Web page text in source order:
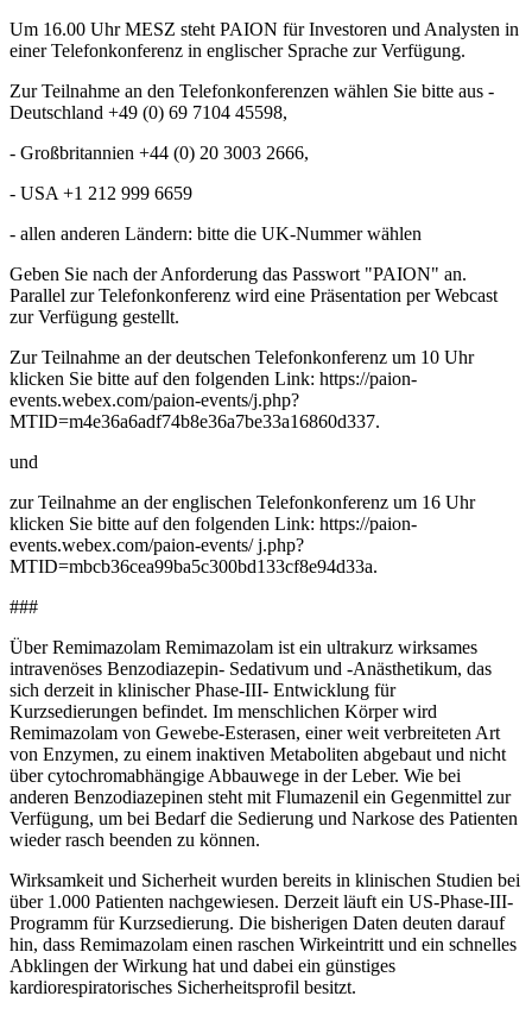
Um 16.00 Uhr MESZ steht PAION für Investoren und Analysten in
einer Telefonkonferenz in englischer Sprache zur Verfügung.
Zur Teilnahme an den Telefonkonferenzen wählen Sie bitte aus -
Deutschland +49 (0) 69 7104 45598,
- Großbritannien +44 (0) 20 3003 2666,
- USA +1 212 999 6659
- allen anderen Ländern: bitte die UK-Nummer wählen
Geben Sie nach der Anforderung das Passwort "PAION" an.
Parallel zur Telefonkonferenz wird eine Präsentation per Webcast
zur Verfügung gestellt.
Zur Teilnahme an der deutschen Telefonkonferenz um 10 Uhr
klicken Sie bitte auf den folgenden Link: https://paion-
events.webex.com/paion-events/j.php?
MTID=m4e36a6adf74b8e36a7be33a16860d337.
und
zur Teilnahme an der englischen Telefonkonferenz um 16 Uhr
klicken Sie bitte auf den folgenden Link: https://paion-
events.webex.com/paion-events/ j.php?
MTID=mbcb36cea99ba5c300bd133cf8e94d33a.
###
Über Remimazolam Remimazolam ist ein ultrakurz wirksames
intravenöses Benzodiazepin- Sedativum und -Anästhetikum, das
sich derzeit in klinischer Phase-III- Entwicklung für
Kurzsedierungen befindet. Im menschlichen Körper wird
Remimazolam von Gewebe-Esterasen, einer weit verbreiteten Art
von Enzymen, zu einem inaktiven Metaboliten abgebaut und nicht
über cytochromabhängige Abbauwege in der Leber. Wie bei
anderen Benzodiazepinen steht mit Flumazenil ein Gegenmittel zur
Verfügung, um bei Bedarf die Sedierung und Narkose des Patienten
wieder rasch beenden zu können.
Wirksamkeit und Sicherheit wurden bereits in klinischen Studien bei
über 1.000 Patienten nachgewiesen. Derzeit läuft ein US-Phase-III-
Programm für Kurzsedierung. Die bisherigen Daten deuten darauf
hin, dass Remimazolam einen raschen Wirkeintritt und ein schnelles
Abklingen der Wirkung hat und dabei ein günstiges
kardiorespiratorisches Sicherheitsprofil besitzt.